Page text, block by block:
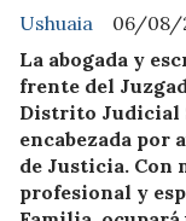
Ushuaia
06/08/
La abogada y
frente del
Distrito Judicial
encabezada por
de Justicia. Con
profesional y